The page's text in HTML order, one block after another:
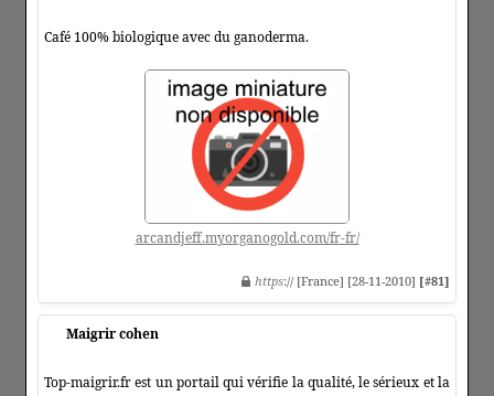
Café 100% biologique avec du ganoderma.
arcandjeff.myorganogold.com/fr-fr/
https:// [France] [28-11-2010] [#81]
Maigrir cohen
Top-maigrir.fr est un portail qui vérifie la qualité, le sérieux et la